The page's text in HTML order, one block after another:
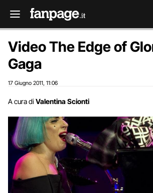
Video The Edge of
Gaga
17 Giugno 2011 11:06
A cura di Valentina Scionti